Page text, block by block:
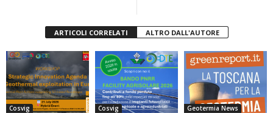
ARTICOLI CORRELATI ALTRO DALL'AUTORE
Cosvig Cosvig Geotermia News